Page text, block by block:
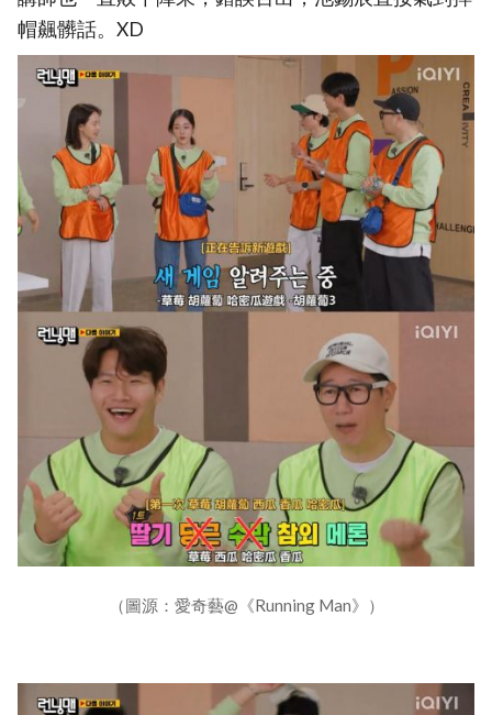
帽飆髒話。XD
（圖源：愛奇藝@《Running Man》）